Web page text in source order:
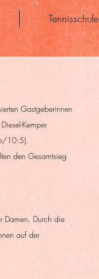
Tennisschule
Gastgeberinnen
Kemper
10:5).
den Gesamtsieg
Damen. Durch die
auf der